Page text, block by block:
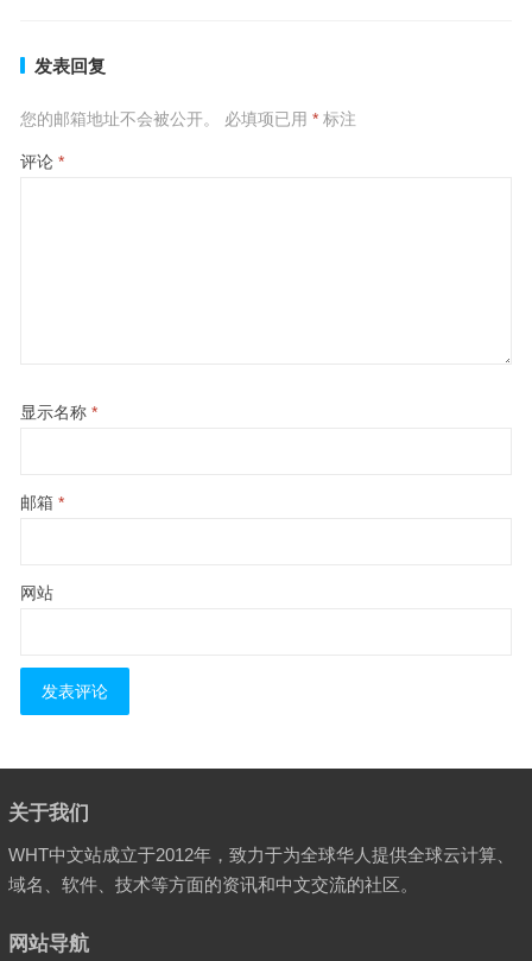
发表回复
您的邮箱地址不会被公开。 必填项已用 *标注
评论 *
显示名称 *
邮箱 *
网站
关于我们
WHT中文站成立于2012年，致力于为全球华人提供全球云计算、
域名、软件、技术等方面的资讯和中文交流的社区。
网站导航